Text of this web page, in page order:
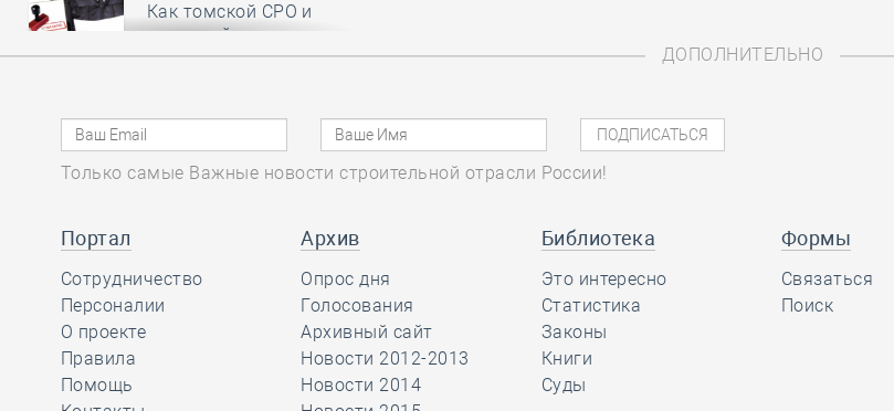
Как томской СРО и
НОСТРОЙ удалось
отстоять КФ ОДО,
28,6 миллиона рублей
объединения
изыскателей и проектировщиков
вручены награды
профессионального сообщества
ДОПОЛНИТЕЛЬНО
Только самые Важные новости строительной отрасли России!
Портал
Сотрудничество
Персоналии
О проекте
Правила
Помощь
Архив
Опрос дня
Голосования
Архивный сайт
Новости 2012-2013
Новости 2014
Библиотека
Это интересно
Статистика
Законы
Книги
Суды
Формы
Связаться
Поиск